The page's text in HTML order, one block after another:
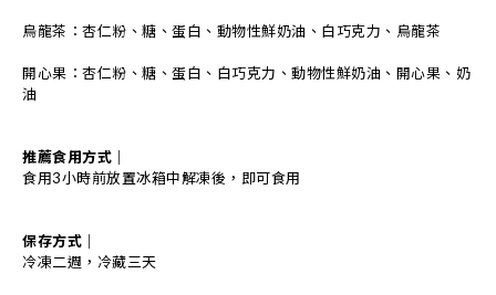
烏龍茶 ：杏仁粉、糖、蛋白、動物性鮮奶油、 白巧克力、 烏龍茶
開心果：杏仁粉、糖、蛋白、白巧克力、動物性鮮奶油、開心果、奶
油
推薦食用方式
食用3小時前放置冰箱中解凍後， 即可食用
保存方式
冷凍二週，冷藏三天